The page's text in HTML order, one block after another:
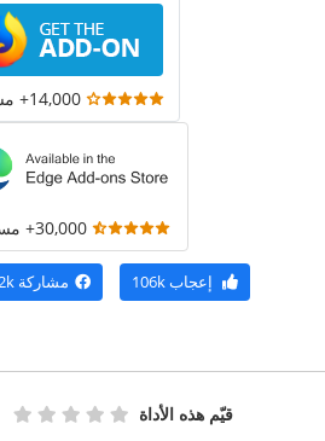
14,000+ مستخدم
30,000+ مستخدم
إعجاب106k مشاركة 2k
قيّم هذه الأداة